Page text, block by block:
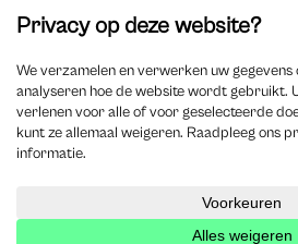
Auteurs
Overzicht auteurs
Auteur worden?
2025 Jubel – Webdesign byWisemen